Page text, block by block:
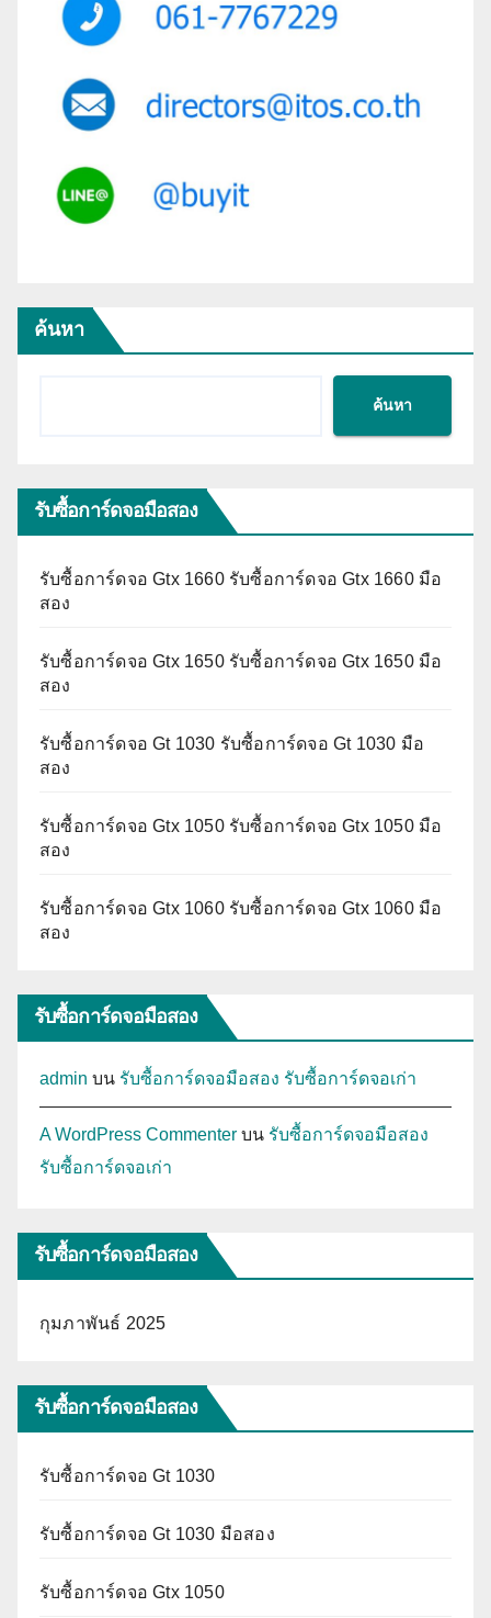
ค้นหา
ค้นหา
รับซื้อการ์ดจอมือสอง
รับซื้อการ์ดจอ Gtx 1660 รับซื้อการ์ดจอ Gtx 1660 มือ
สอง
รับซื้อการ์ดจอ Gtx 1650 รับซื้อการ์ดจอ Gtx 1650 มือ
สอง
รับซื้อการ์ดจอ Gt 1030 รับซื้อการ์ดจอ Gt 1030 มือ
สอง
รับซื้อการ์ดจอ Gtx 1050 รับซื้อการ์ดจอ Gtx 1050 มือ
สอง
รับซื้อการ์ดจอ Gtx 1060 รับซื้อการ์ดจอ Gtx 1060 มือ
สอง
รับซื้อการ์ดจอมือสอง
admin บน รับซื้อการ์ดจอมือสอง รับซื้อการ์ดจอเก่า
A WordPress Commenter บน รับซื้อการ์ดจอมือสอง
รับซื้อการ์ดจอเก่า
รับซื้อการ์ดจอมือสอง
กุมภาพันธ์ 2025
รับซื้อการ์ดจอมือสอง
รับซื้อการ์ดจอ Gt 1030
รับซื้อการ์ดจอ Gt 1030 มือสอง
รับซื้อการ์ดจอ Gtx 1050